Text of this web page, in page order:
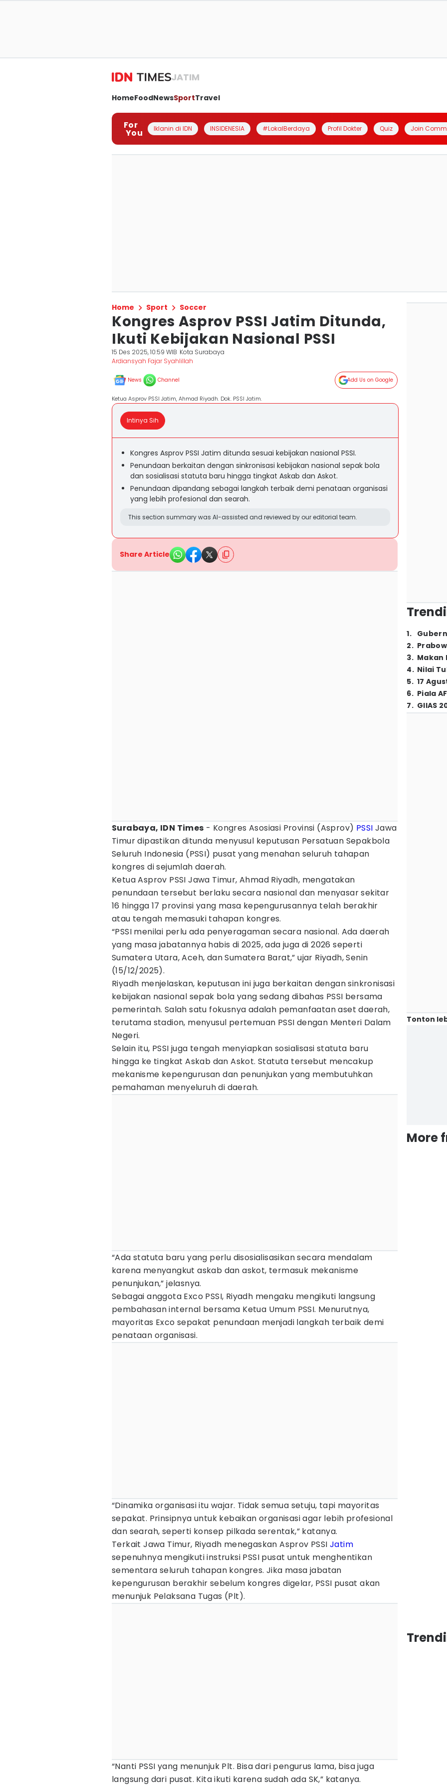
JATIM
HomeFoodNewsSportTravel
For
You Iklanin di IDN INSIDENESIA #LokalBerdaya Profil Dokter Quiz Join
Home Sport Soccer
Kongres Asprov PSSI Jatim Ditunda,
Ikuti Kebijakan Nasional PSSI
15 Des 2025, 10:59 WIB Kota Surabaya
Ardiansyah Fajar Syahlillah
News Channel Add Us on Google
Ketua Asprov PSSI Jatim, Ahmad Riyadh. Dok. PSSI Jatim.
Intinya Sih
Kongres Asprov PSSI Jatim ditunda sesuai kebijakan nasional PSSI.
Penundaan berkaitan dengan sinkronisasi kebijakan nasional sepak bola
dan sosialisasi statuta baru hingga tingkat Askab dan Askot.
Penundaan dipandang sebagai langkah terbaik demi penataan organisasi
yang lebih profesional dan searah.
This section summary was AI-assisted and reviewed by our editorial team.
Share Article
Surabaya, IDN Times - Kongres Asosiasi Provinsi (Asprov) PSSI Jawa
Timur dipastikan ditunda menyusul keputusan Persatuan Sepakbola
Seluruh Indonesia (PSSI) pusat yang menahan seluruh tahapan
kongres di sejumlah daerah.
Ketua Asprov PSSI Jawa Timur, Ahmad Riyadh, mengatakan
penundaan tersebut berlaku secara nasional dan menyasar sekitar
16 hingga 17 provinsi yang masa kepengurusannya telah berakhir
atau tengah memasuki tahapan kongres.
“PSSI menilai perlu ada penyeragaman secara nasional. Ada daerah
yang masa jabatannya habis di 2025, ada juga di 2026 seperti
Sumatera Utara, Aceh, dan Sumatera Barat,” ujar Riyadh, Senin
(15/12/2025).
Riyadh menjelaskan, keputusan ini juga berkaitan dengan sinkronisasi
kebijakan nasional sepak bola yang sedang dibahas PSSI bersama
pemerintah. Salah satu fokusnya adalah pemanfaatan aset daerah,
terutama stadion, menyusul pertemuan PSSI dengan Menteri Dalam
Negeri.
Selain itu, PSSI juga tengah menyiapkan sosialisasi statuta baru
hingga ke tingkat Askab dan Askot. Statuta tersebut mencakup
mekanisme kepengurusan dan penunjukan yang membutuhkan
pemahaman menyeluruh di daerah.
“Ada statuta baru yang perlu disosialisasikan secara mendalam
karena menyangkut askab dan askot, termasuk mekanisme
penunjukan,” jelasnya.
Sebagai anggota Exco PSSI, Riyadh mengaku mengikuti langsung
pembahasan internal bersama Ketua Umum PSSI. Menurutnya,
mayoritas Exco sepakat penundaan menjadi langkah terbaik demi
penataan organisasi.
“Dinamika organisasi itu wajar. Tidak semua setuju, tapi mayoritas
sepakat. Prinsipnya untuk kebaikan organisasi agar lebih profesional
dan searah, seperti konsep pilkada serentak,” katanya.
Terkait Jawa Timur, Riyadh menegaskan Asprov PSSI Jatim
sepenuhnya mengikuti instruksi PSSI pusat untuk menghentikan
sementara seluruh tahapan kongres. Jika masa jabatan
kepengurusan berakhir sebelum kongres digelar, PSSI pusat akan
menunjuk Pelaksana Tugas (Plt).
“Nanti PSSI yang menunjuk Plt. Bisa dari pengurus lama, bisa juga
langsung dari pusat. Kita ikuti karena sudah ada SK,” katanya.
1.
2.
3. Makan
4. Nilai
5. 17
6. Piala
7. GIIAS
Tonton
More